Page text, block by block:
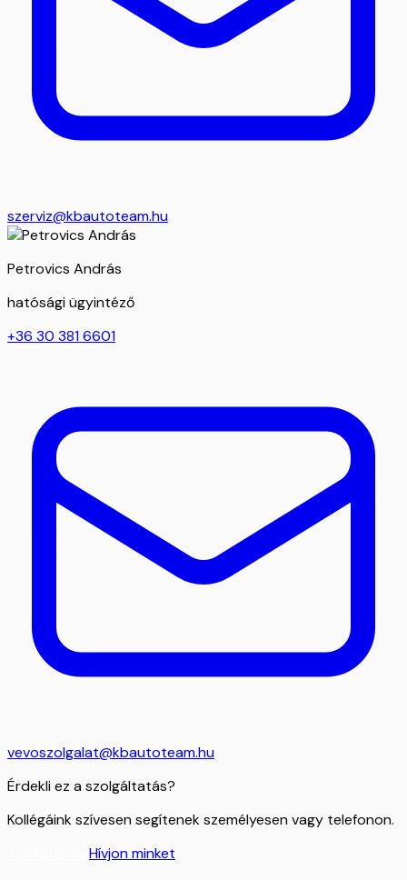
szerviz@kbautoteam.hu
Petrovics András
hatósági ügyintéző
+36 30 381 6601
vevoszolgalat@kbautoteam.hu
Érdekli ez a szolgáltatás?
Kollégáink szívesen segítenek személyesen vagy telefonon.
Hívjon minket